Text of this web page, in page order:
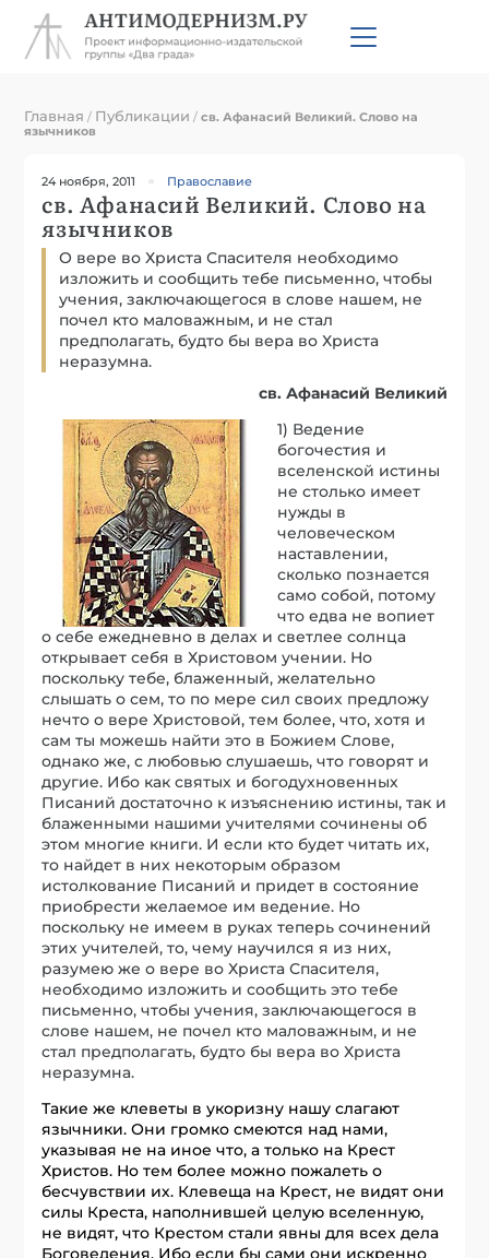
Главная / Публикации /св. Афанасий Великий. Слово на
язычников
24 ноября, 2011 Православие
св. Афанасий Великий. Слово на
язычников
О вере во Христа Спасителя необходимо
изложить и сообщить тебе письменно, чтобы
учения, заключающегося в слове нашем, не
почел кто маловажным, и не стал
предполагать, будто бы вера во Христа
неразумна.
св. Афанасий Великий
1) Ведение
богочестия и
вселенской истины
не столько имеет
нужды в
человеческом
наставлении,
сколько познается
само собой, потому
что едва не вопиет
о себе ежедневно в делах и светлее солнца
открывает себя в Христовом учении. Но
поскольку тебе, блаженный, желательно
слышать о сем, то по мере сил своих предложу
нечто о вере Христовой, тем более, что, хотя и
сам ты можешь найти это в Божием Слове,
однако же, с любовью слушаешь, что говорят и
другие. Ибо как святых и богодухновенных
Писаний достаточно к изъяснению истины, так и
блаженными нашими учителями сочинены об
этом многие книги. И если кто будет читать их,
то найдет в них некоторым образом
истолкование Писаний и придет в состояние
приобрести желаемое им ведение. Но
поскольку не имеем в руках теперь сочинений
этих учителей, то, чему научился я из них,
разумею же о вере во Христа Спасителя,
необходимо изложить и сообщить это тебе
письменно, чтобы учения, заключающегося в
слове нашем, не почел кто маловажным, и не
стал предполагать, будто бы вера во Христа
неразумна.
Такие же клеветы в укоризну нашу слагают
язычники. Они громко смеются над нами,
указывая не на иное что, а только на Крест
Христов. Но тем более можно пожалеть о
бесчувствии их. Клевеща на Крест, не видят они
силы Креста, наполнившей целую вселенную,
не видят, что Крестом стали явны для всех дела
Боговедения. Ибо если бы сами они искренно